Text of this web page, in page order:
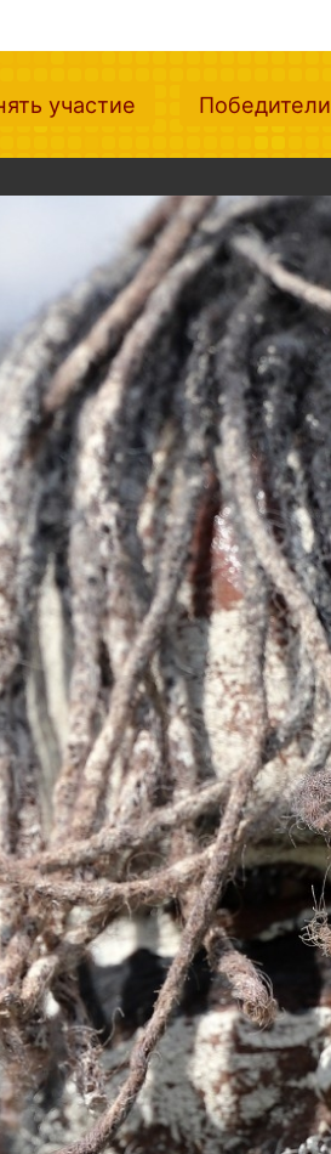
участие (current)Победители